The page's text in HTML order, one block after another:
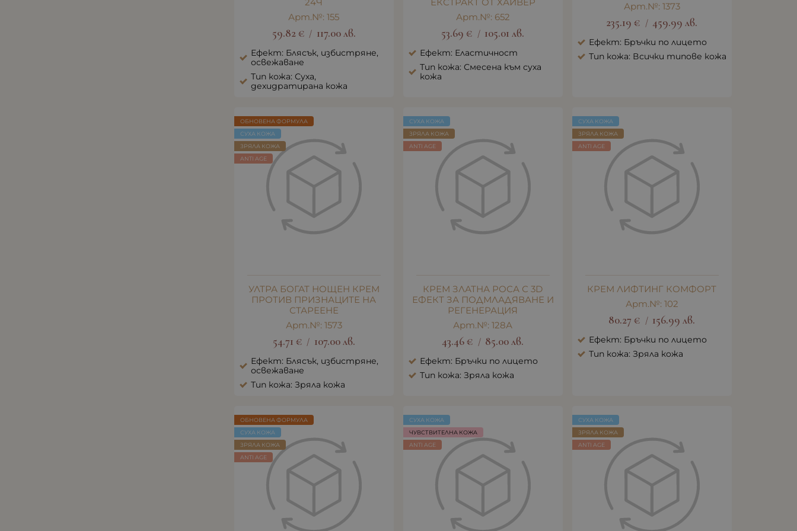
24Ч
Арт.№: 155
59.82€ / 117.00лв.
Ефект: Блясък, избистряне,
освежаване
Тип кожа: Суха,
дехидратирана кожа
ЕКСТРАКТ ОТ ХАЙВЕР
Арт.№: 652
53.69 € / 105.01 лв.
Ефект: Еластичност
Тип кожа: Смесена към суха
кожа
Арт.№: 1373
235.19 € / 459.99 лв.
Ефект: Бръчки по лицето
Тип кожа: Всички типове кожа
УЛТРА БОГАТ НОЩЕН КРЕМ
ПРОТИВ ПРИЗНАЦИТЕ НА
СТАРЕЕНЕ
Арт.№: 1573
54.71 € / 107.00лв.
Ефект: Блясък, избистряне,
освежаване
Тип кожа: Зряла кожа
ОБНОВЕНА ФОРМУЛА
СУХА КОЖА
ЗРЯЛА КОЖА
ANTI AGE
КРЕМ ЗЛАТНА РОСА С 3D
ЕФЕКТ ЗА ПОДМЛАДЯВАНЕ И
РЕГЕНЕРАЦИЯ
Арт.№: 128А
43.46 € / 85.00 лв.
Ефект: Бръчки по лицето
Тип кожа: Зряла кожа
СУХА КОЖА
ЗРЯЛА КОЖА
ANTI AGE
КРЕМ ЛИФТИНГ КОМФОРТ
Арт.№: 102
80.27 € / 156.99 лв.
Ефект: Бръчки по лицето
Тип кожа: Зряла кожа
СУХА КОЖА
ЗРЯЛА КОЖА
ANTI AGE
ОБНОВЕНА ФОРМУЛА
СУХА КОЖА
ЗРЯЛА КОЖА
ANTI AGE
СУХА КОЖА
ЧУВСТВИТЕЛНА КОЖА
ANTI AGE
СУХА КОЖА
ЗРЯЛА КОЖА
ANTI AGE